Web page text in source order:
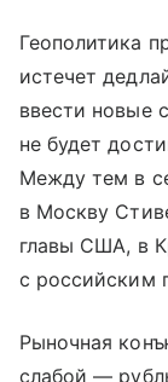
Геополитика
истечет
ввести новые
не будет
Между тем в
в Москву
главы США, в
с российским
Рыночная
слабой —